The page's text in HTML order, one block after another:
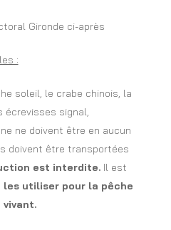
Gironde ci-après
:
soleil, le crabe chinois, la
écrevisses signal,
ne doivent être en aucun
doivent être transportées
est interdite.Il est
utiliser pour la pêche
vivant.